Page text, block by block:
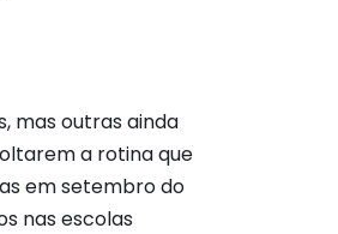
mas outras ainda
a rotina que
em setembro do
nas escolas